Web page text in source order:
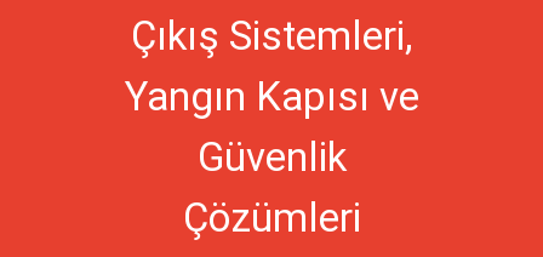
Çıkış Sistemleri,
Yangın Kapısı ve
Güvenlik
Çözümleri